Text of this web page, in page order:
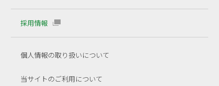
採用情報
個人情報の取り扱いについて
当サイトのご利用について